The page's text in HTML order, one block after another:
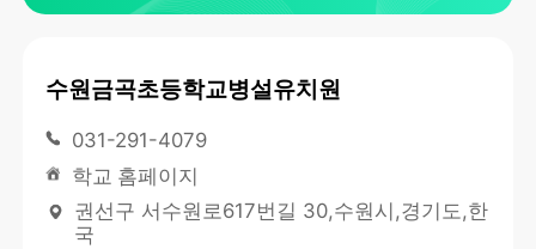
수원금곡초등학교병설유치원
031-291-4079
학교 홈페이지
권선구 서수원로617번길 30,수원시,경기도,한
국